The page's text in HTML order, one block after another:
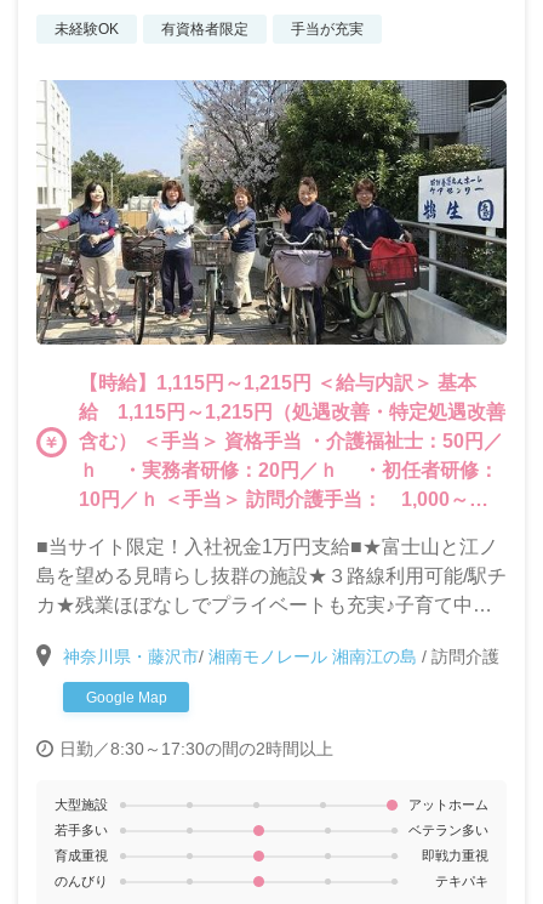
未経験OK 有資格者限定 手当が充実
【時給】1,115円～1,215円 ＜給与内訳＞ 基本
給 1,115円～1,215円（処遇改善・特定処遇改善
含む） ＜手当＞ 資格手当 ・介護福祉士：50円／
ｈ ・実務者研修：20円／ｈ ・初任者研修：
10円／ｈ ＜手当＞ 訪問介護手当： 1,000～
■当サイト限定！入社祝金1万円支給■★富士山と江ノ
島を望める見晴らし抜群の施設★３路線利用可能/駅チ
カ★残業ほぼなしでプライベートも充実♪子育て中の
可能][バイク・自転車通勤可]
神奈川県・藤沢市/ 湘南モノレール 湘南江の島 / 訪問介護
Google Map
日勤／8:30～17:30の間の2時間以上
大型施設
アットホーム
若手多い
ベテラン多い
育成重視
即戦力重視
のんびり
テキパキ